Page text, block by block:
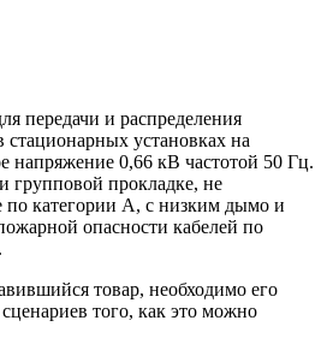
передачи и распределения
стационарных установках на
напряжение 0,66 кВ частотой 50 Гц.
групповой прокладке, не
по категории А, с низким дымо и
опасности кабелей по
товар, необходимо его
сценариев того, как это можно